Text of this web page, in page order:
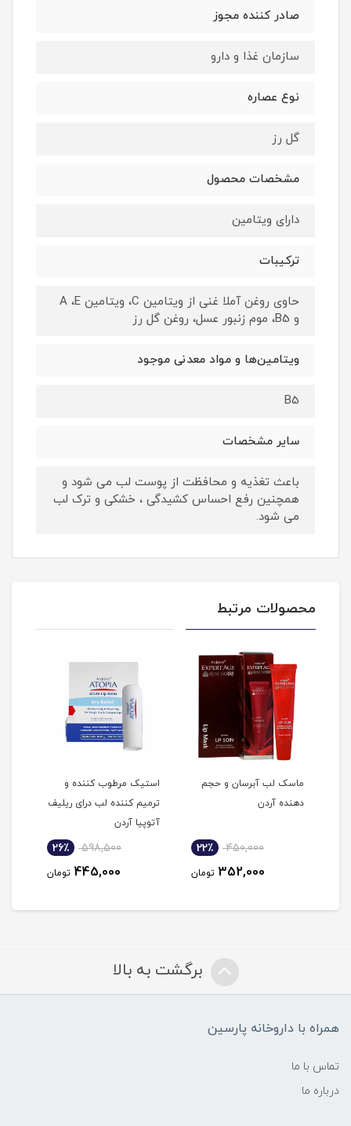
صادر کننده مجوز
سازمان غذا و دارو
نوع عصاره
گل رز
مشخصات محصول
دارای ویتامین
ترکیبات
حاوی روغن آملا غنی از ویتامین C، ویتامین A ،E
و B5، موم زنبور عسل، روغن گل رز
ویتامین‌ها و مواد معدنی موجود
B5
سایر مشخصات
باعث تغذیه و محافظت از پوست لب می شود و
همچنین رفع احساس کشیدگی ، خشکی و ترک لب
می شود.
محصولات مرتبط
ماسک لب آبرسان و حجم
دهنده آردن
450,000 22٪
352,000 تومان
استیک مرطوب کننده و
ترمیم کننده لب درای ریلیف
آتوپیا آردن
598,500 26٪
445,000 تومان
برگشت به بالا
همراه با داروخانه پارسین
تماس با ما
درباره ما